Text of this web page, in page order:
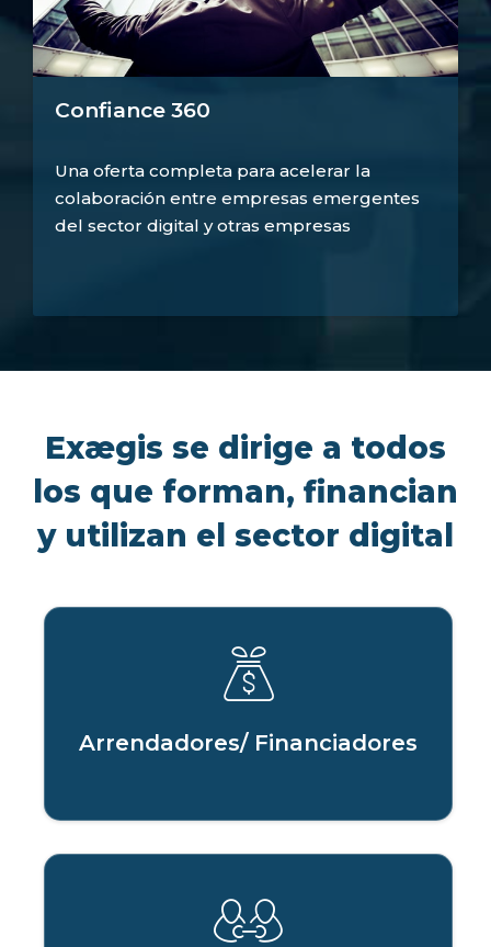
Confiance 360
Una oferta completa para acelerar la
colaboración entre empresas emergentes
del sector digital y otras empresas
Exægis se dirige a todos
los que forman, financian
y utilizan el sector digital
Arrendadores/ Financiadores